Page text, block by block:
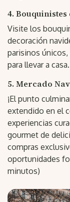
4.
Visite los
decoración
parisinos
para llevar a
5. Mercado
¡El punto
extendido en el
experiencias
gourmet de
compras
oportunidades
minutos)